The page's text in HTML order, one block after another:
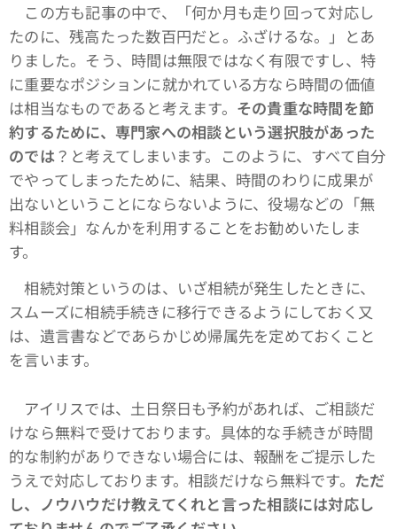
この方も記事の中で、「何か月も走り回って対応し
たのに、残高たった数百円だと。ふざけるな。」とあ
りました。そう、時間は無限ではなく有限ですし、特
に重要なポジションに就かれている方なら時間の価値
は相当なものであると考えます。 その貴重な時間を節
約するために、専門家への相談という選択肢があった
のでは？と考えてしまいます。このように、すべて自分
でやってしまったために、結果、時間のわりに成果が
出ないということにならないように、役場などの「無
料相談会」なんかを利用することをお勧めいたしま
す。
相続対策というのは、いざ相続が発生したときに、
スムーズに相続手続きに移行できるようにしておく又
は、遺言書などであらかじめ帰属先を定めておくこと
を言います。
アイリスでは、土日祭日も予約があれば、ご相談だ
けなら無料で受けております。具体的な手続きが時間
的な制約がありできない場合には、報酬をご提示した
うえで対応しております。相談だけなら無料です。 ただ
し、ノウハウだけ教えてくれと言った相談には対応し